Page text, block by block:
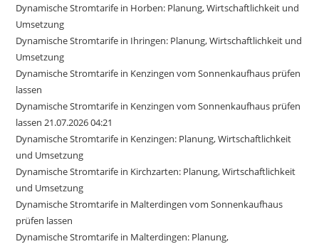
Dynamische Stromtarife in Horben: Planung, Wirtschaftlichkeit und
Umsetzung
Dynamische Stromtarife in Ihringen: Planung, Wirtschaftlichkeit und
Umsetzung
Dynamische Stromtarife in Kenzingen vom Sonnenkaufhaus prüfen
lassen
Dynamische Stromtarife in Kenzingen vom Sonnenkaufhaus prüfen
lassen 21.07.2026 04:21
Dynamische Stromtarife in Kenzingen: Planung, Wirtschaftlichkeit
und Umsetzung
Dynamische Stromtarife in Kirchzarten: Planung, Wirtschaftlichkeit
und Umsetzung
Dynamische Stromtarife in Malterdingen vom Sonnenkaufhaus
prüfen lassen
Dynamische Stromtarife in Malterdingen: Planung,